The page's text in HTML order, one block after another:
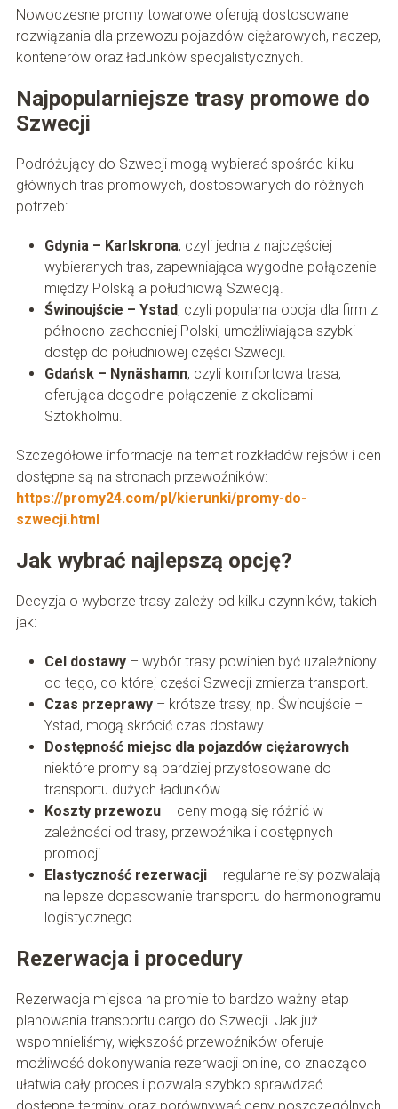
Nowoczesne promy towarowe oferują dostosowane
rozwiązania dla przewozu pojazdów ciężarowych, naczep,
kontenerów oraz ładunków specjalistycznych.
Najpopularniejsze trasy promowe do
Szwecji
Podróżujący do Szwecji mogą wybierać spośród kilku
głównych tras promowych, dostosowanych do różnych
potrzeb:
Gdynia – Karlskrona, czyli jedna z najczęściej
wybieranych tras, zapewniająca wygodne połączenie
między Polską a południową Szwecją.
Świnoujście – Ystad, czyli popularna opcja dla firm z
północno-zachodniej Polski, umożliwiająca szybki
dostęp do południowej części Szwecji.
Gdańsk – Nynäshamn, czyli komfortowa trasa,
oferująca dogodne połączenie z okolicami
Sztokholmu.
Szczegółowe informacje na temat rozkładów rejsów i cen
dostępne są na stronach przewoźników:
https://promy24.com/pl/kierunki/promy-do-
szwecji.html
Jak wybrać najlepszą opcję?
Decyzja o wyborze trasy zależy od kilku czynników, takich
jak:
Cel dostawy– wybór trasy powinien być uzależniony
od tego, do której części Szwecji zmierza transport.
Czas przeprawy– krótsze trasy, np. Świnoujście –
Ystad, mogą skrócić czas dostawy.
Dostępność miejsc dla pojazdów ciężarowych–
niektóre promy są bardziej przystosowane do
transportu dużych ładunków.
Koszty przewozu– ceny mogą się różnić w
zależności od trasy, przewoźnika i dostępnych
promocji.
Elastyczność rezerwacji– regularne rejsy pozwalają
na lepsze dopasowanie transportu do harmonogramu
logistycznego.
Rezerwacja i procedury
Rezerwacja miejsca na promie to bardzo ważny etap
planowania transportu cargo do Szwecji. Jak już
wspomnieliśmy, większość przewoźników oferuje
możliwość dokonywania rezerwacji online, co znacząco
ułatwia cały proces i pozwala szybko sprawdzać
dostępne terminy oraz porównywać ceny poszczególnych